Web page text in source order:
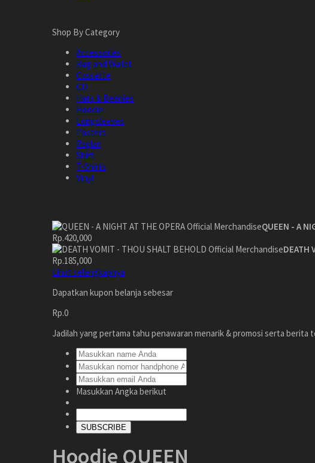
Shop By Category
Accessories
Bag and Wallet
Cassette
CD
Hats & Beanies
Hoodie
Longsleeves
Posters
Raglan
Shirt
T-Shirts
Vinyl
QUEEN - A
Rp.420,000
DEATH
Rp.185,000
Lihat selengkapnya
Dapatkan kupon belanja sebesar
Rp.0
Jadilah yang pertama tahu penawaran menarik & promosi serta berita
Masukkan Angka berikut
SUBSCRIBE
Hoodie QUEEN